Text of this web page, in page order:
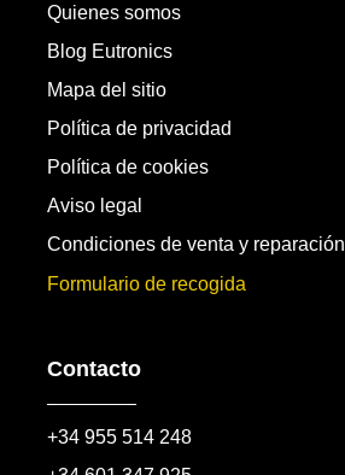
Quienes somos
Blog Eutronics
Mapa del sitio
Política de privacidad
Política de cookies
Aviso legal
Condiciones de venta y reparación
Formulario de recogida
Contacto
+34 955 514 248